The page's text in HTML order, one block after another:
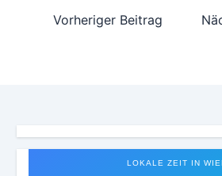
Vorheriger Beitrag
LOKALE ZEIT IN